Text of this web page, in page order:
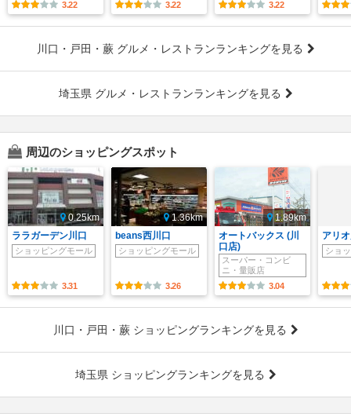
3.22
3.22
3.22
川口・戸田・蕨 グルメ・レストランランキングを見る
埼玉県 グルメ・レストランランキングを見る
周辺のショッピングスポット
0.25km
ララガーデン川口
ショッピングモール
3.31
1.36km
beans西川口
ショッピングモール
3.26
1.89km
オートバックス (川
口店)
スーパー・コンビ
ニ・量販店
3.04
アリ
ショ
川口・戸田・蕨 ショッピングランキングを見る
埼玉県 ショッピングランキングを見る